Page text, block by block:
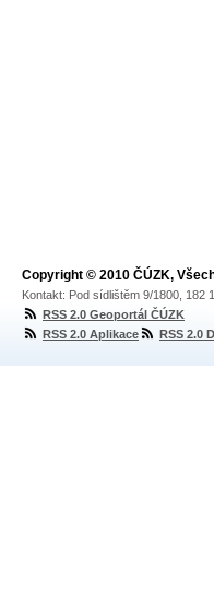
Copyright © 2010 ČÚZK,
Kontakt: Pod sídlištěm 9/1800, 182
RSS 2.0 Geoportál ČÚZK
RSS 2.0 Aplikace
RSS 2.0